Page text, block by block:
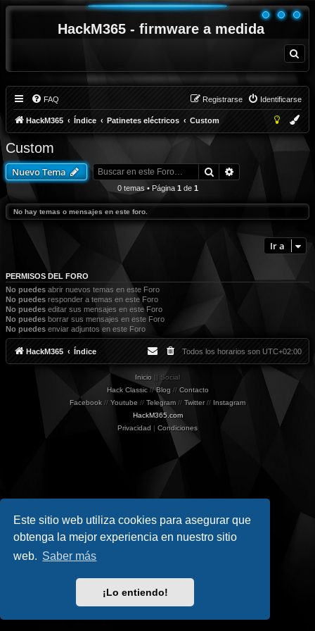
Este sitio web utiliza cookies para asegurar que
obtenga la mejor experiencia en nuestro sitio
web. Saber más
¡Lo entiendo!
HackM365 - firmware a medida
u
FAQ Identificarse
Registrarse
HackM365 Índice Patinetes eléctricos Custom
Custom
Nuevo Tema Buscar
0 temas • Página 1 de 1
No hay temas o mensajes en este foro.
Ir a
PERMISOS DEL FORO
No puedes abrir nuevos temas en este Foro
No puedes responder a temas en este Foro
No puedes editar sus mensajes en este Foro
No puedes borrar sus mensajes en este Foro
No puedes enviar adjuntos en este Foro
HackM365 Índice Todos los horarios son UTC+02:00
Inicio || Social
Hack Classic//Blog // Contacto
Facebook // Youtube // Telegram // Twitter// Instagram
HackM365.com
Privacidad | Condiciones